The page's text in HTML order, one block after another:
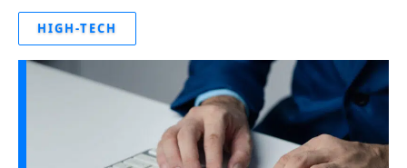
HIGH-TECH